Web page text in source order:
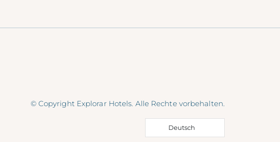
© Copyright Explorar Hotels. Alle Rechte vorbehalten.
Deutsch